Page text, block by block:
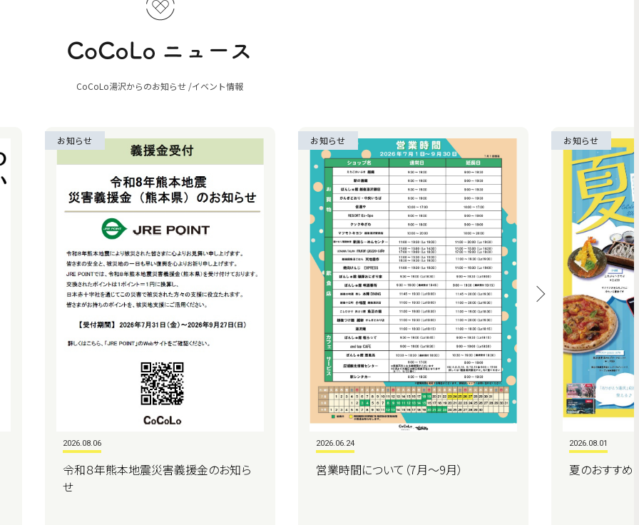
CoCoLo湯沢からのお知らせ /イベント情報
お知らせ
2026.08.06
令和８年熊本地震災害義援金のお知ら
せ
お知らせ
2026.06.24
営業時間について（7月～9月）
お知らせ
2026.08.01
夏のおすすめ